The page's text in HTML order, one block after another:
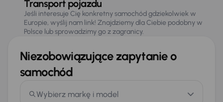
Transport pojazdu
Jeśli interesuje Cię konkretny samochód gdziekolwiek w
Europie, wyślij nam link! Znajdziemy dla Ciebie podobny w
Polsce lub sprowadzimy go z zagranicy.
Niezobowiązujące zapytanie o
samochód
Wybierz markę i model